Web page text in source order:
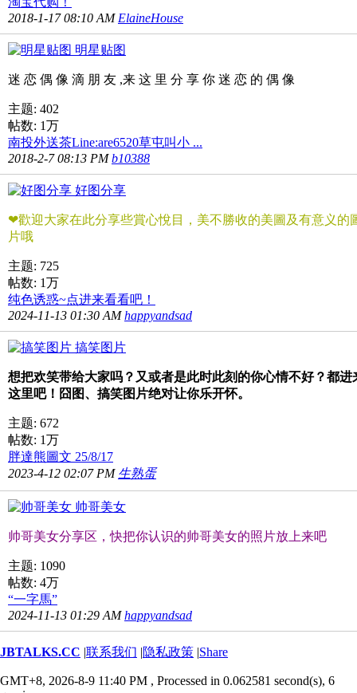
2018-1-17 08:10 AM ElaineHouse
明星贴图
迷 恋 偶 像 滴 朋 友 ,来 这 里 分 享 你 迷 恋 的 偶 像
主题: 402
帖数: 1万
南投外送茶Line:are6520草屯叫小 ...
2018-2-7 08:13 PMb10388
好图分享
❤歡迎大家在此分享些賞心悅目，美不勝收的美圖及有意义的
片哦
主题: 725
帖数: 1万
纯色诱惑~点进来看看吧！
2024-11-13 01:30 AMhappyandsad
搞笑图片
想把欢笑带给大家吗？又或者是此时此刻的你心情不好？都进
这里吧！囧图、搞笑图片绝对让你乐开怀。
主题: 672
帖数: 1万
胖達熊圖文 25/8/17
2023-4-12 02:07 PM 生熟蛋
帅哥美女
帅哥美女分享区，快把你认识的帅哥美女的照片放上来吧
主题: 1090
帖数: 4万
“一字馬”
2024-11-13 01:29 AMhappyandsad
JBTALKS.CC |联系我们 |隐私政策 |Share
GMT+8, 2026-8-9 11:40 PM , Processed in 0.062581 second(s), 6